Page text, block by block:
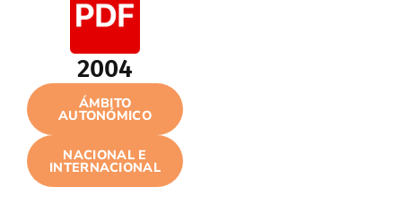
2004
ÁMBITO
AUTONÓMICO
NACIONAL E
INTERNACIONAL